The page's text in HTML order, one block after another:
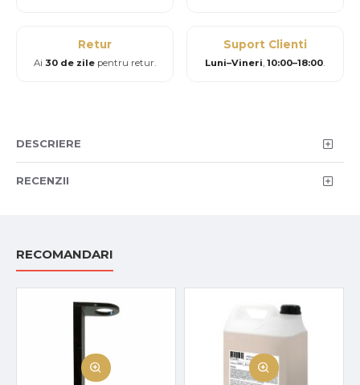
Retur
Ai 30 de zilepentru retur.
Suport Clienti
Luni–Vineri,10:00–18:00.
DESCRIERE
RECENZII
RECOMANDARI